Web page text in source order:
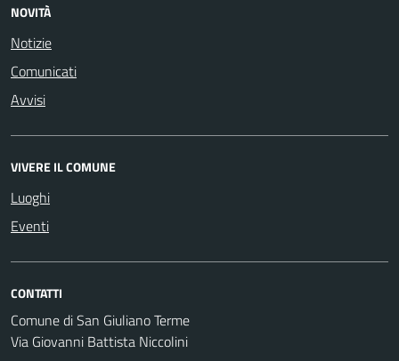
NOVITÀ
Notizie
Comunicati
Avvisi
VIVERE IL COMUNE
Luoghi
Eventi
CONTATTI
Comune di San Giuliano Terme
Via Giovanni Battista Niccolini